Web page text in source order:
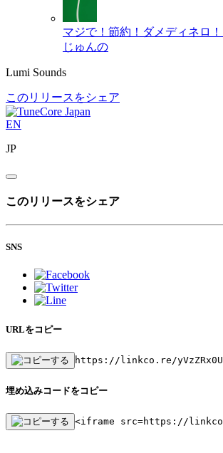
マジで！節約！ダメディネロ
じゅんの
Lumi Sounds
このリリースをシェア
EN
JP
このリリースをシェア
SNS
URLをコピー
https://linkco.re/yVzZRx0U
埋め込みコードをコピー
<iframe src=https://